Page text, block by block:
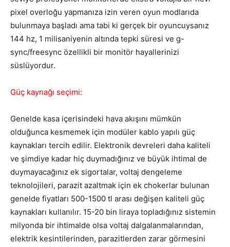
pixel overloğu yapmanıza izin veren oyun modlarıda
bulunmaya başladı ama tabi ki gerçek bir oyuncuysanız
144 hz, 1 milisaniyenin altında tepki süresi ve g-
sync/freesync özellikli bir monitör hayallerinizi
süslüyordur.
Güç kaynağı seçimi:
Genelde kasa içerisindeki hava akışını mümkün
olduğunca kesmemek için modüler kablo yapılı güç
kaynakları tercih edilir. Elektronik devreleri daha kaliteli
ve şimdiye kadar hiç duymadığınız ve büyük ihtimal de
duymayacağınız ek sigortalar, voltaj dengeleme
teknolojileri, parazit azaltmak için ek chokerlar bulunan
genelde fiyatları 500-1500 tl arası değişen kaliteli güç
kaynakları kullanılır. 15-20 bin liraya topladığınız sistemin
milyonda bir ihtimalde olsa voltaj dalgalanmalarından,
elektrik kesintilerinden, parazitlerden zarar görmesini